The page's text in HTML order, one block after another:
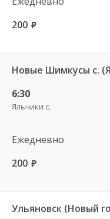
200 руб.
6:30
Яльчики с.
Ежедневно
200 руб.